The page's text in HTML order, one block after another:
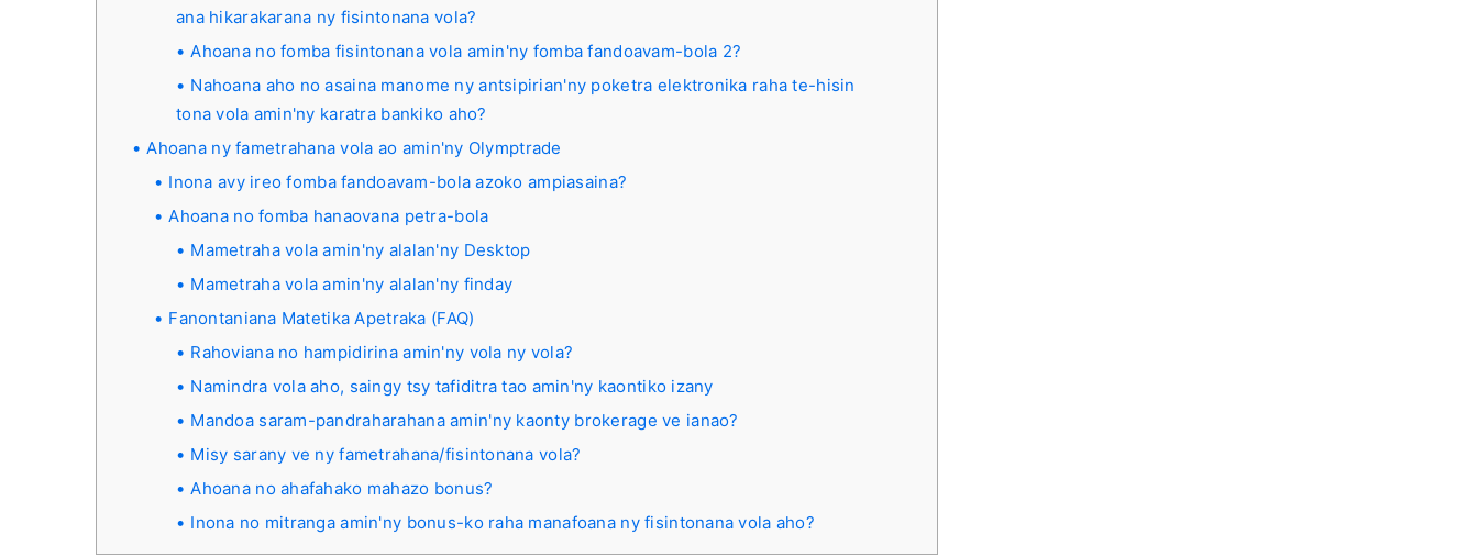
ana hikarakarana ny fisintonana vola?
Ahoana no fomba fisintonana vola amin'ny fomba fandoavam-bola 2?
Nahoana aho no asaina manome ny antsipirian'ny poketra elektronika raha te-hisin
tona vola amin'ny karatra bankiko aho?
Ahoana ny fametrahana vola ao amin'ny Olymptrade
Inona avy ireo fomba fandoavam-bola azoko ampiasaina?
Ahoana no fomba hanaovana petra-bola
Mametraha vola amin'ny alalan'ny Desktop
Mametraha vola amin'ny alalan'ny finday
Fanontaniana Matetika Apetraka (FAQ)
Rahoviana no hampidirina amin'ny vola ny vola?
Namindra vola aho, saingy tsy tafiditra tao amin'ny kaontiko izany
Mandoa saram-pandraharahana amin'ny kaonty brokerage ve ianao?
Misy sarany ve ny fametrahana/fisintonana vola?
Ahoana no ahafahako mahazo bonus?
Inona no mitranga amin'ny bonus-ko raha manafoana ny fisintonana vola aho?